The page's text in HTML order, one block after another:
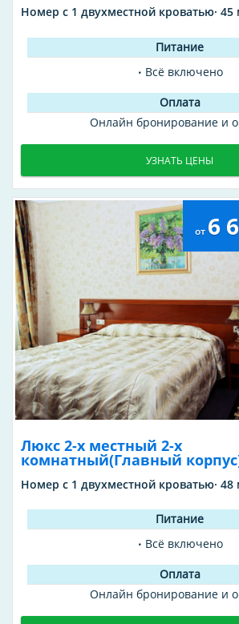
Номер с 1 двухместной кроватью· 45
Всё включено
Онлайн бронирование и
УЗНАТЬ ЦЕНЫ
от 6
Люкс 2-х местный 2-х
комнатный(Главный
Номер с 1 двухместной кроватью· 48
Всё включено
Онлайн бронирование и